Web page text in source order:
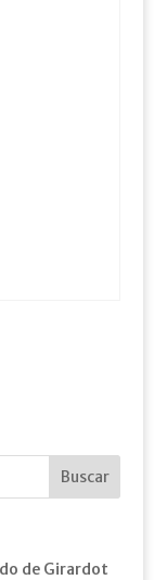
de Girardot